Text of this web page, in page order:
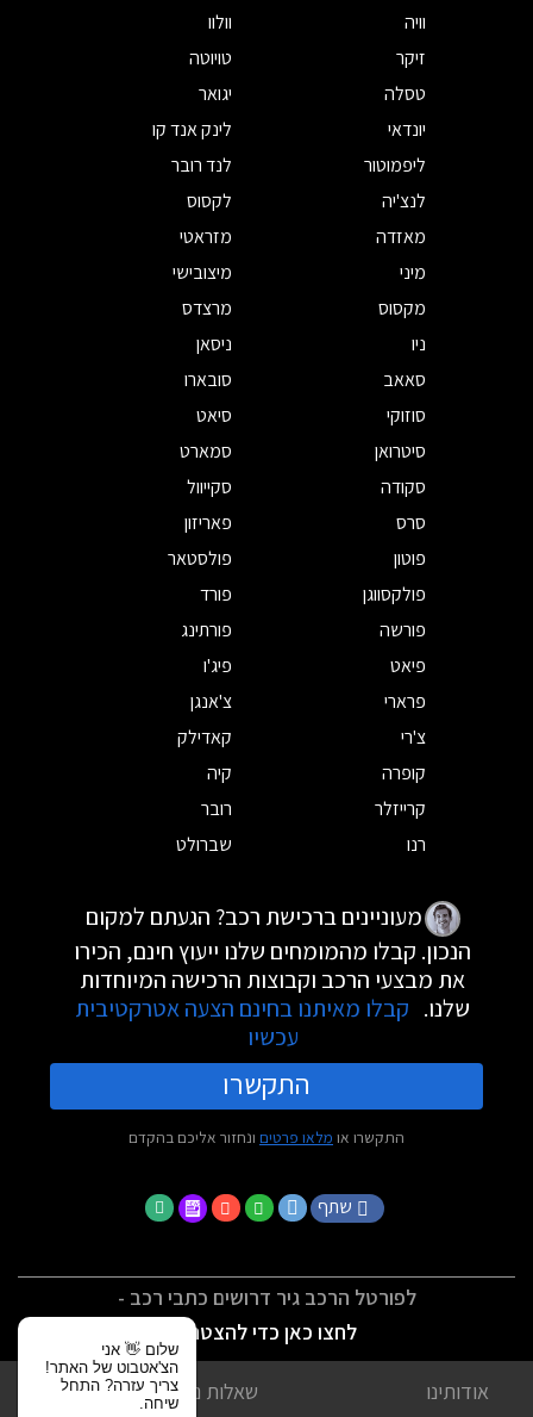
וויה
וולוו
זיקר
טויוטה
טסלה
יגואר
יונדאי
לינק אנד קו
ליפמוטור
לנד רובר
לנצ'יה
לקסוס
מאזדה
מזראטי
מיני
מיצובישי
מקסוס
מרצדס
ניו
ניסאן
סאאב
סובארו
סוזוקי
סיאט
סיטרואן
סמארט
סקודה
סקייוול
סרס
פאריזון
פוטון
פולסטאר
פולקסווגן
פורד
פורשה
פורתינג
פיאט
פיג'ו
פרארי
צ'אנגן
צ'רי
קאדילק
קופרה
קיה
קרייזלר
רובר
רנו
שברולט
מעוניינים ברכישת רכב? הגעתם למקום
הנכון. קבלו מהמומחים שלנו ייעוץ חינם, הכירו
את מבצעי הרכב וקבוצות הרכישה המיוחדות
שלנו. קבלו מאיתנו בחינם הצעה אטרקטיבית
עכשיו
התקשרו
התקשרו או מלאו פרטים ונחזור אליכם בהקדם
שתף
לפורטל הרכב גיר דרושים כתבי רכב -
לחצו כאן כדי להצטרף
אודותינו שאלות נפוצות
שלום 👋 אני
הצ'אטבוט של האתר!
צריך עזרה? התחל
שיחה.